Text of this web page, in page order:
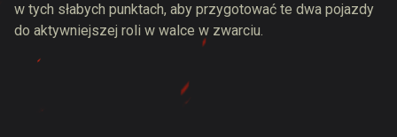
w tych słabych punktach, aby przygotować te dwa pojazdy
do aktywniejszej roli w walce w zwarciu.